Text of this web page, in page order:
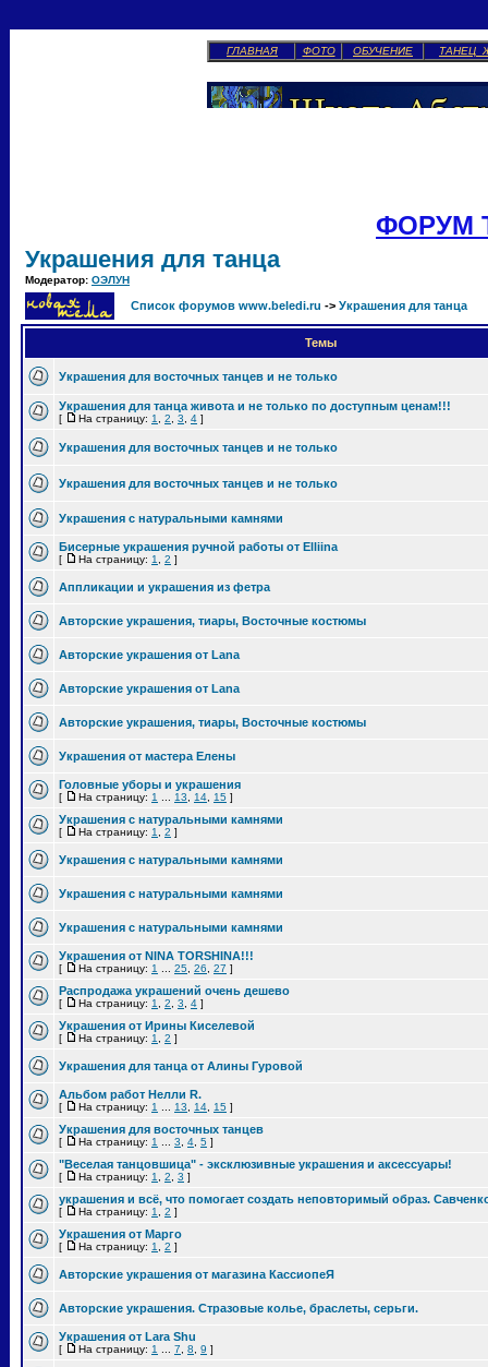
ГЛАВНАЯ ФОТО ОБУЧЕНИЕ ТАНЕЦ
ФОРУМ
Украшения для танца
Модератор: ОЭЛУН
Список форумов www.beledi.ru -> Украшения для танца
Темы
Украшения для восточных танцев и не только
Украшения для танца живота и не только по доступным ценам!!!
[ На страницу: 1 2 3 4 ]
Украшения для восточных танцев и не только
Украшения для восточных танцев и не только
Украшения с натуральными камнями
Бисерные украшения ручной работы от Elliina
[ На страницу: 1 2 ]
Аппликации и украшения из фетра
Авторские украшения, тиары, Восточные костюмы
Авторские украшения от Lana
Авторские украшения от Lana
Авторские украшения, тиары, Восточные костюмы
Украшения от мастера Елены
Головные уборы и украшения
[ На страницу: 1 13 14 15 ]
Украшения с натуральными камнями
[ На страницу: 1 2 ]
Украшения с натуральными камнями
Украшения с натуральными камнями
Украшения с натуральными камнями
Украшения от NINA TORSHINA!!!
[ На страницу: 1 25 26 27 ]
Распродажа украшений очень дешево
[ На страницу: 1 2 3 4 ]
Украшения от Ирины Киселевой
[ На страницу: 1 2 ]
Украшения для танца от Алины Гуровой
Альбом работ Нелли R.
[ На страницу: 1 13 14 15 ]
Украшения для восточных танцев
[ На страницу: 1 3 4 5 ]
"Веселая танцовшица" - эксклюзивные украшения и аксессуары!
[ На страницу: 1 2 3 ]
украшения и всё, что помогает создать неповторимый образ.
[ На страницу: 1 2 ]
Украшения от Марго
[ На страницу: 1 2 ]
Авторские украшения от магазина КассиопеЯ
Авторские украшения. Стразовые колье, браслеты, серьги.
Украшения от Lara Shu
[ На страницу: 1 7 8 9 ]